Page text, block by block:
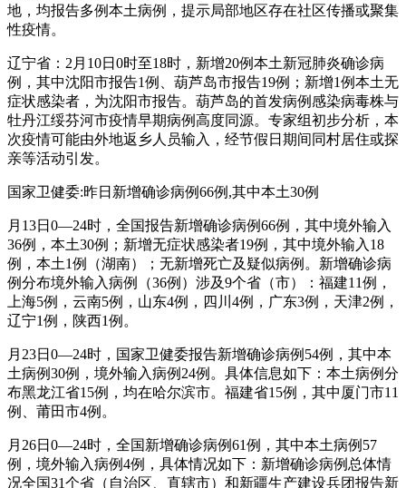
地，均报告多例本土病例，提示局部地区存在社区传播或聚集
性疫情。
辽宁省：2月10日0时至18时，新增20例本土新冠肺炎确诊病
例，其中沈阳市报告1例、葫芦岛市报告19例；新增1例本土无
症状感染者，为沈阳市报告。葫芦岛的首发病例感染病毒株与
牡丹江绥芬河市疫情早期病例高度同源。专家组初步分析，本
次疫情可能由外地返乡人员输入，经节假日期间同村居住或探
亲等活动引发。
国家卫健委:昨日新增确诊病例66例,其中本土30例
月13日0—24时，全国报告新增确诊病例66例，其中境外输入
36例，本土30例；新增无症状感染者19例，其中境外输入18
例，本土1例（湖南）；无新增死亡及疑似病例。新增确诊病
例分布境外输入病例（36例）涉及9个省（市）：福建11例，
上海5例，云南5例，山东4例，四川4例，广东3例，天津2例，
辽宁1例，陕西1例。
月23日0—24时，国家卫健委报告新增确诊病例54例，其中本
土病例30例，境外输入病例24例。具体信息如下：本土病例分
布黑龙江省15例，均在哈尔滨市。福建省15例，其中厦门市11
例、莆田市4例。
月26日0—24时，全国新增确诊病例61例，其中本土病例57
例，境外输入病例4例，具体情况如下：新增确诊病例总体情
况全国31个省（自治区、直辖市）和新疆生产建设兵团报告新